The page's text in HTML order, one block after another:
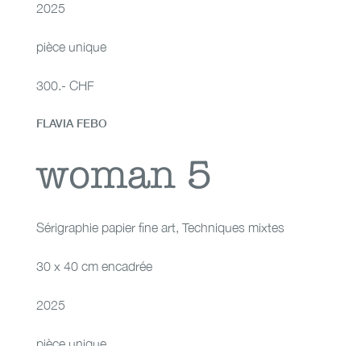
2025
pièce unique
300.- CHF
woman 5
FLAVIA FEBO
woman 5
Sérigraphie papier fine art, Techniques mixtes
30 x 40 cm encadrée
2025